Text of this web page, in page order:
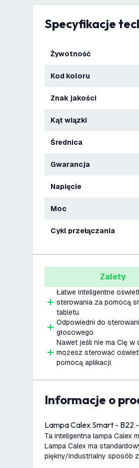
Specyfikacje
Żywotność
Kod koloru
Znak jakości
Kąt wiązki
Średnica
Gwarancja
Napięcie
Moc
Cykl przełączania
Zalety
Łatwe inteligentne
sterowania za pomocą
tabletu
Odpowiedni do
głosowego
Nawet jeśli nie ma Cię w
możesz sterować
pomocą aplikacji.
informacje o
Lampa Calex Smart -
Ta inteligentna lampa Calex
Lampa Calex ma
piękny/industrialny sposób